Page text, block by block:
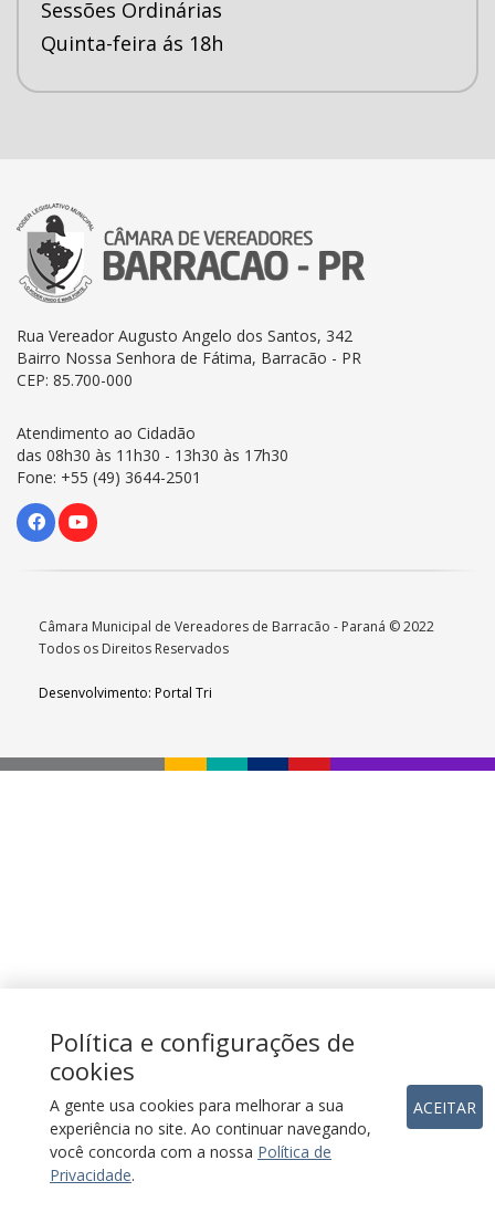
Sessões Ordinárias
Quinta-feira ás 18h
Rua Vereador Augusto Angelo dos Santos, 342
Bairro Nossa Senhora de Fátima, Barracão - PR
CEP: 85.700-000
Atendimento ao Cidadão
das 08h30 às 11h30 - 13h30 às 17h30
Fone: +55 (49) 3644-2501
Câmara Municipal de Vereadores de Barracão - Paraná © 2022
Todos os Direitos Reservados
Desenvolvimento: Portal Tri
Política e configurações de
cookies
A gente usa cookies para melhorar a sua
experiência no site. Ao continuar navegando,
você concorda com a nossa Política de
Privacidade.
ACEITAR